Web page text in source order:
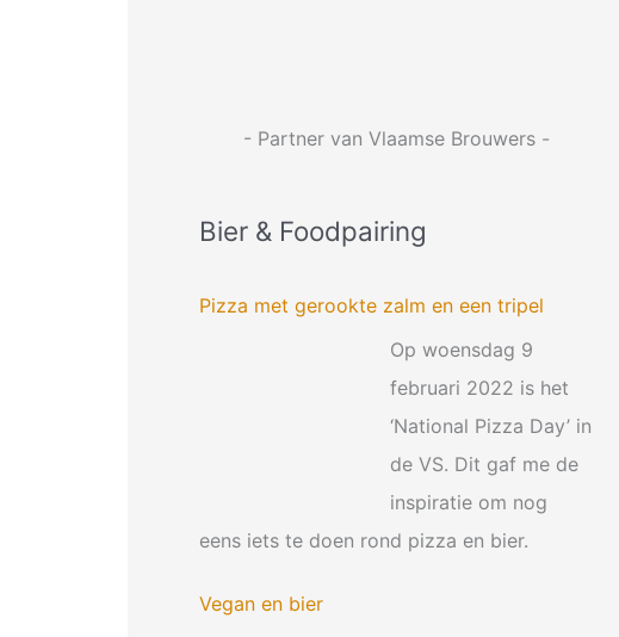
- Partner van Vlaamse Brouwers -
Bier & Foodpairing
Pizza met gerookte zalm en een tripel
Op woensdag 9
februari 2022 is het
‘National Pizza Day’ in
de VS. Dit gaf me de
inspiratie om nog
eens iets te doen rond pizza en bier.
Vegan en bier